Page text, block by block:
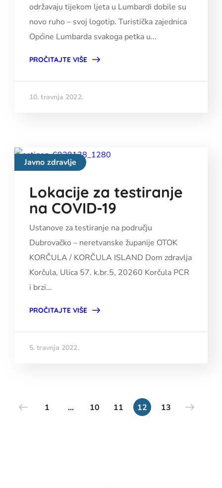
održavaju tijekom ljeta u Lumbardi dobile su
novo ruho – svoj logotip. Turistička zajednica
Općine Lumbarda svakoga petka u...
PROČITAJTE VIŠE
10. travnja 2022.
Javno zdravlje
Lokacije za testiranje
na COVID-19
Ustanove za testiranje na području
Dubrovačko – neretvanske županije OTOK
KORČULA / KORČULA ISLAND Dom zdravlja
Korčula, Ulica 57. k.br.5, 20260 Korčula PCR
i brzi...
PROČITAJTE VIŠE
5. travnja 2022.
1 … 10 11 12 13